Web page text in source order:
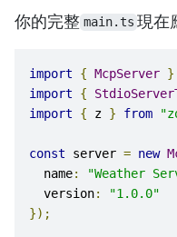
你的完整 main.ts 現在
import { McpServer }
import
{
import
{ z } from
const server = new
  name
: "Weather
  version
:
"1.0.0"
});